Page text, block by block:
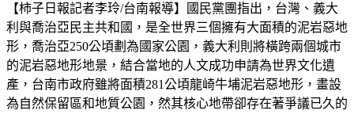
【柿子日報記者李玲/台南報導】國民黨團指出，台灣、義大
利與喬治亞民主共和國，是全世界三個擁有大面積的泥岩惡地
形，喬治亞250公頃劃為國家公園，義大利則將橫跨兩個城市
的泥岩惡地形地景，結合當地的人文成功申請為世界文化遺
產，台南市政府雖將面積281公頃龍崎牛埔泥岩惡地形，畫設
為自然保留區和地質公園，然其核心地帶卻存在著爭議已久的